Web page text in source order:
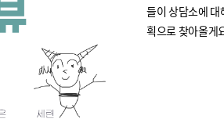
들이 상담소에 대
획으로 찾아올게